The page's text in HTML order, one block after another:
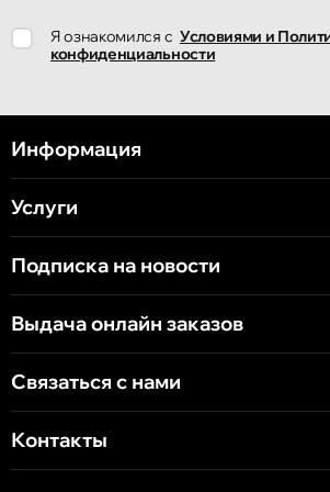
улица Ион Крянгэ, 78
Кишинёв
Хынчештское шоссе, 60/4
бульвар Дечебал, 139
Я ознакомился с Условиями и
конфиденциальности
Информация
Услуги
Подписка на новости
Выдача онлайн заказов
Связаться с нами
Контакты